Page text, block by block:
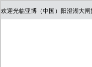
欢迎光临亚博（中国）阳澄湖大